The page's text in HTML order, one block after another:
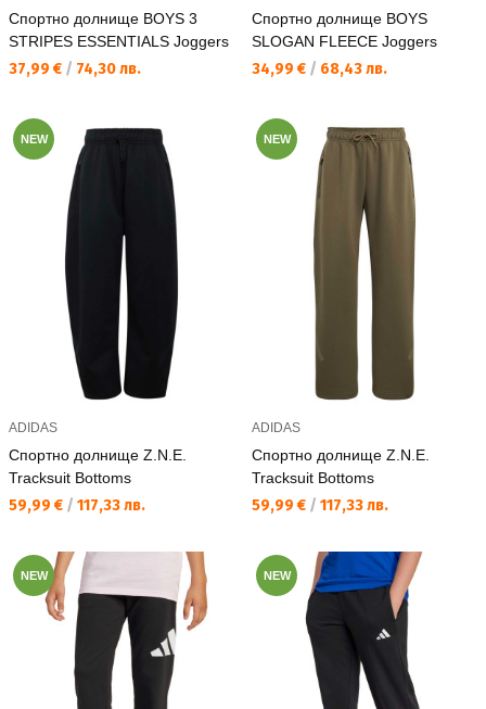
Спортно долнище BOYS 3
STRIPES ESSENTIALS Joggers
Текуща цена:
37,99 € / 74,30 лв.
Спортно долнище BOYS
SLOGAN FLEECE Joggers
Текуща цена:
34,99 € / 68,43 лв.
NEW
ADIDAS
Спортно долнище Z.N.E.
Tracksuit Bottoms
Текуща цена:
59,99 € / 117,33 лв.
NEW
ADIDAS
Спортно долнище Z.N.E.
Tracksuit Bottoms
Текуща цена:
59,99 € / 117,33 лв.
NEW NEW